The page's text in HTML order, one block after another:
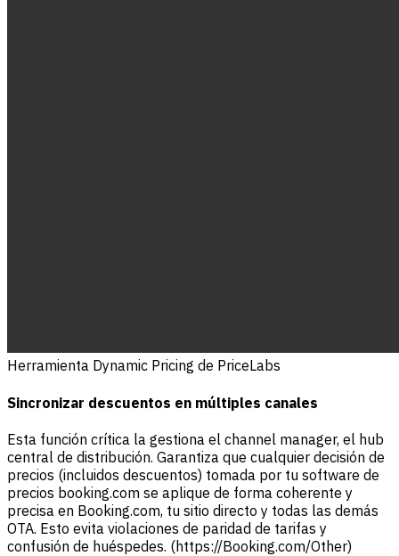
Herramienta Dynamic Pricing de PriceLabs
Sincronizar descuentos en múltiples canales
Esta función crítica la gestiona el channel manager, el hub
central de distribución. Garantiza que cualquier decisión de
precios (incluidos descuentos) tomada por tu software de
precios booking.com se aplique de forma coherente y
precisa en Booking.com, tu sitio directo y todas las demás
OTA. Esto evita violaciones de paridad de tarifas y
confusión de huéspedes. (https://Booking.com/Other)